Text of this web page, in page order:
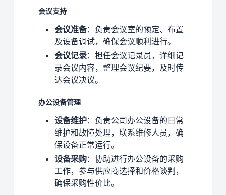
会议支持
会议准备：负责会议室的预定、布置
及设备调试，确保会议顺利进行。
会议记录：担任会议记录员，详细记
录会议内容，整理会议纪要，及时传
达会议决议。
办公设备管理
设备维护：负责公司办公设备的日常
维护和故障处理，联系维修人员，确
保设备正常运行。
设备采购：协助进行办公设备的采购
工作，参与供应商选择和价格谈判，
确保采购性价比。